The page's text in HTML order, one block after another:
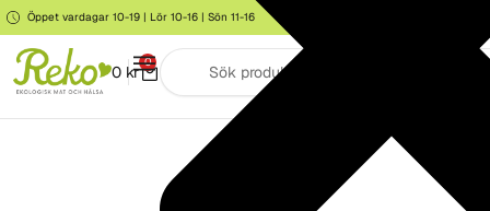
Öppet vardagar 10-19 | Lör 10-16 | Sön 11-16
0 kr
0